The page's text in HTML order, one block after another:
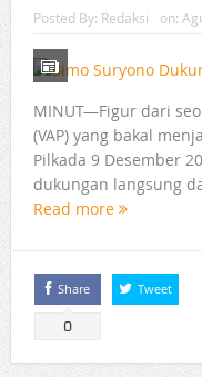
Posted By: Redaksi on:
MINUT—Figur dari
(VAP) yang bakal
Pilkada 9 Desember
dukungan langsung
Read more
Share
0
Tweet